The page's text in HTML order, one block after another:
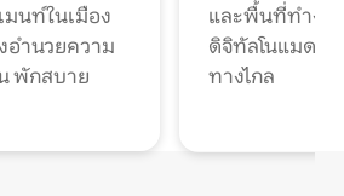
นท์ในเมือง
อำนวยความ
พักสบาย
และพื้นที่ทำงา
ดิจิทัลโนแมดแ
ทางไกล